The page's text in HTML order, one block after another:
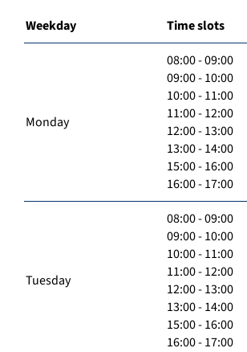
Weekday Time slots
Monday
08:00 - 09:00
09:00 - 10:00
10:00 - 11:00
11:00 - 12:00
12:00 - 13:00
13:00 - 14:00
15:00 - 16:00
16:00 - 17:00
Tuesday
08:00 - 09:00
09:00 - 10:00
10:00 - 11:00
11:00 - 12:00
12:00 - 13:00
13:00 - 14:00
15:00 - 16:00
16:00 - 17:00